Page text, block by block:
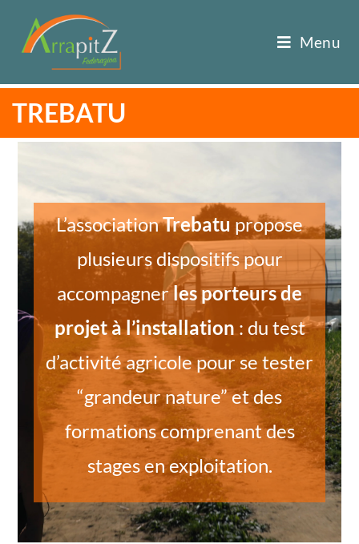
Menu
TREBATU
L’associationTrebatu propose
plusieurs dispositifs pour
accompagnerles porteurs de
projet à l’installation : du test
d’activité agricole pour se tester
“grandeur nature” et des
formations comprenant des
stages en exploitation.